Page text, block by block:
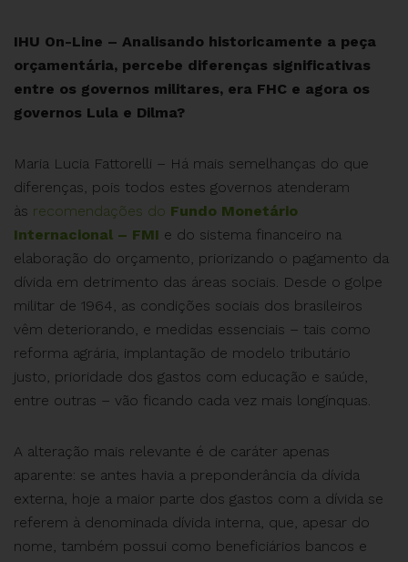
IHU On-Line – Analisando historicamente a peça
orçamentária, percebe diferenças significativas
entre os governos militares, era FHC e agora os
governos Lula e Dilma?
Maria Lucia Fattorelli – Há mais semelhanças do que
diferenças, pois todos estes governos atenderam
às recomendações do Fundo Monetário
Internacional – FMI e do sistema financeiro na
elaboração do orçamento, priorizando o pagamento da
dívida em detrimento das áreas sociais. Desde o golpe
militar de 1964, as condições sociais dos brasileiros
vêm deteriorando, e medidas essenciais – tais como
reforma agrária, implantação de modelo tributário
justo, prioridade dos gastos com educação e saúde,
entre outras – vão ficando cada vez mais longínquas.
A alteração mais relevante é de caráter apenas
aparente: se antes havia a preponderância da dívida
externa, hoje a maior parte dos gastos com a dívida se
referem à denominada dívida interna, que, apesar do
nome, também possui como beneficiários bancos e